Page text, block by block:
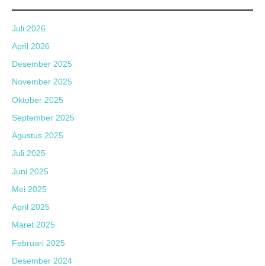
Juli 2026
April 2026
Desember 2025
November 2025
Oktober 2025
September 2025
Agustus 2025
Juli 2025
Juni 2025
Mei 2025
April 2025
Maret 2025
Februari 2025
Desember 2024